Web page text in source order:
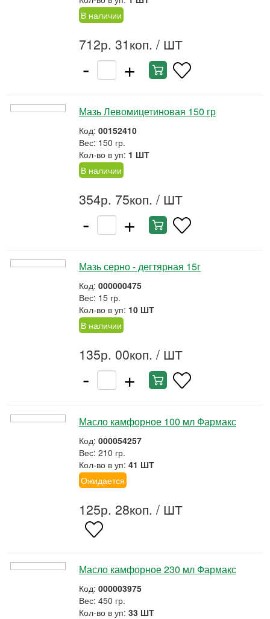
В наличии
712р. 31коп. / ШТ
- +
Мазь Левомицетиновая 150 гр
Код: 00152410
Вес: 150 гр.
Кол-во в уп: 1 ШТ
В наличии
354р. 75коп. / ШТ
- +
Мазь серно - дегтярная 15г
Код: 000000475
Вес: 15 гр.
Кол-во в уп: 10 ШТ
В наличии
135р. 00коп. / ШТ
- +
Масло камфорное 100 мл Фармакс
Код: 000054257
Вес: 210 гр.
Кол-во в уп: 41 ШТ
Ожидается
125р. 28коп. / ШТ
Масло камфорное 230 мл Фармакс
Код: 000003975
Вес: 450 гр.
Кол-во в уп: 33 ШТ